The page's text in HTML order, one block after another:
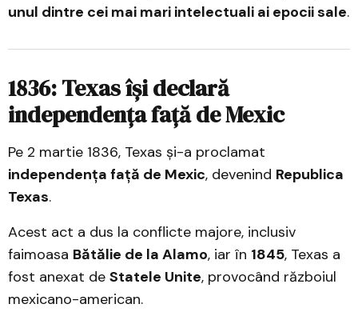
unul dintre cei mai mari intelectuali ai epocii sale.
1836: Texas își declară
independența față de Mexic
Pe 2 martie 1836, Texas și-a proclamat
independența față de Mexic, devenind Republica
Texas.
Acest act a dus la conflicte majore, inclusiv
faimoasa Bătălie de la Alamo, iar în 1845, Texas a
fost anexat de Statele Unite, provocând războiul
mexicano-american.